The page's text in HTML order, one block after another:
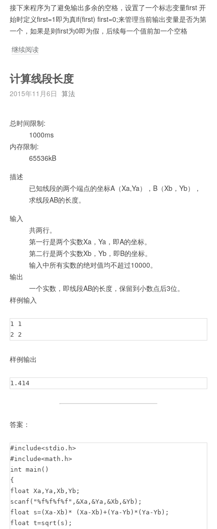
接下来程序为了避免输出多余的空格，设置了一个标志变量first 开
始时定义first=1即为真if(first) first=0;来管理当前输出变量是否为第
一个，如果是则first为0即为假，后续每一个值前加一个空格
继续阅读算
入
门
之
灯
问
计算线段长度
2015年11月6日 算法
总时间限制:
1000ms
内存限制:
65536kB
描述
已知线段的两个端点的坐标A（Xa,Ya），B（Xb，Yb），
求线段AB的长度。
输入
共两行。
第一行是两个实数Xa，Ya，即A的坐标。
第二行是两个实数Xb，Yb，即B的坐标。
输入中所有实数的绝对值均不超过10000。
输出
一个实数，即线段AB的长度，保留到小数点后3位。
样例输入
1 1
2 2
样例输出
1.414
答案：
#include<stdio.h>
#include<math.h>
int main()
{
float Xa,Ya,Xb,Yb;
scanf("%f%f%f%f",&Xa,&Ya,&Xb,&Yb);
float s=(Xa-Xb)* (Xa-Xb)+(Ya-Yb)*(Ya-Yb);
float t=sqrt(s);